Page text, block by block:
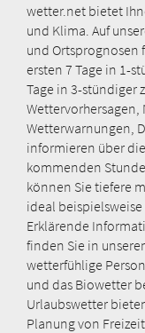
wetter.net bietet
und Klima. Auf
und Ortsprognosen
ersten 7 Tage in 1-
Tage in 3-stündiger
Wettervorhersagen,
Wetterwarnungen,
informieren über
kommenden
können Sie tiefere
ideal
Erklärende
finden Sie in
wetterfühlige
und das Biowetter
Urlaubswetter
Planung von